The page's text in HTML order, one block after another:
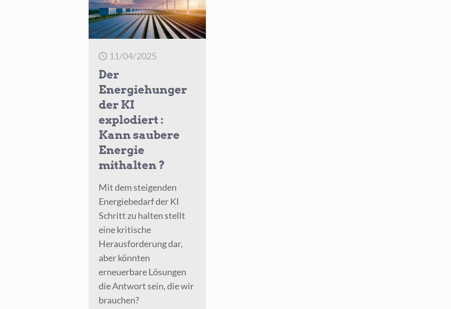
11/04/2025
Der
Energiehunger
der KI
explodiert :
Kann saubere
Energie
mithalten ?
Mit dem steigenden
Energiebedarf der KI
Schritt zu halten stellt
eine kritische
Herausforderung dar,
aber könnten
erneuerbare Lösungen
die Antwort sein, die wir
brauchen?